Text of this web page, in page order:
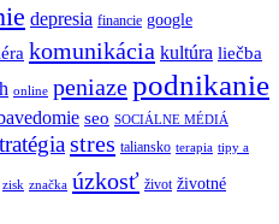
depresia financie google
komunikácia kultúra liečba
online peniazepodnikanie
seo SOCIÁLNE MÉDIÁ
stres taliansko terapia tipy a
zisk značka úzkosť život životné